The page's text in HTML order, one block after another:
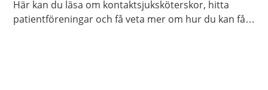
Här kan du läsa om kontaktsjuksköterskor, hitta
patientföreningar och få veta mer om hur du kan få